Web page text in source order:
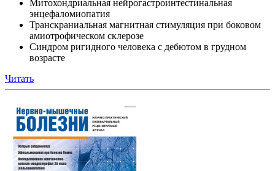
Митохондриальная нейрогастроинтестинальная
энцефаломиопатия
Транскраниальная магнитная стимуляция при боковом
амиотрофическом склерозе
Синдром ригидного человека с дебютом в грудном
возрасте
Читать